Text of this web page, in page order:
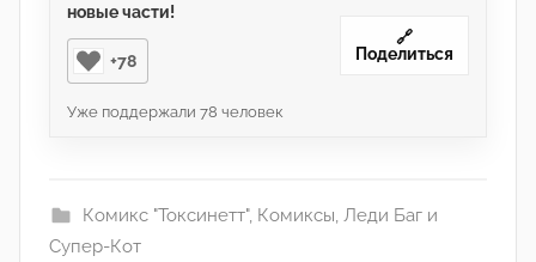
новые части!
+78
Уже поддержали 78 человек
🔗
Поделиться
Комикс "Токсинетт", Комиксы, Леди Баг и
Супер-Кот